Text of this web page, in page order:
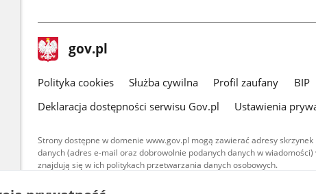
stopka
gov.pl Strona
gov.pl
gov.pl
Polityka cookies Służba cywilna Profil zaufany BIP
Deklaracja dostępności serwisu Gov.pl
Ustawienia
Strony dostępne w domenie www.gov.pl mogą zawierać adresy
danych (adres e-mail oraz dobrowolnie podanych danych w
znajdują się w ich politykach przetwarzania danych osobowych.
Treści tekstowe publikowane w serwisie (z wyłączeniem